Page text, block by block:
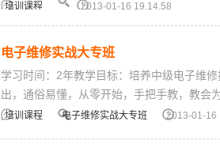
培训课程 2013-01-16 19.14.58
电子维修实战大专班
学习时间：2年教学目标：培养中级电子维
出，通俗易懂，从零开始，手把手教，教会
培训课程 电子维修实战大专班 2013-01-16